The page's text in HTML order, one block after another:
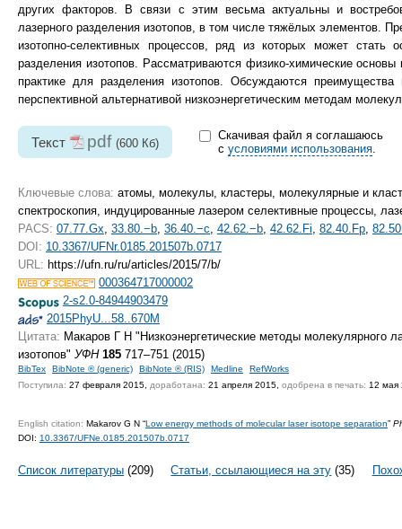
других факторов. В связи с этим весьма актуальны и
лазерного разделения изотопов, в том числе тяжёлых элементов.
изотопно-селективных процессов, ряд из которых может стать
разделения изотопов. Рассматриваются физико-химические
практике для разделения изотопов. Обсуждаются
перспективной альтернативой низкоэнергетическим методам
Текст pdf (600 Кб)
Скачивая файл я соглашаюсь
с условиями использования.
Ключевые слова: атомы, молекулы, кластеры, молекулярные и
спектроскопия, индуцированные лазером селективные процессы,
PACS: 07.77.Gx 33.80.−b 36.40.−c 42.62.−b 42.62.Fi 82.40.Fp
DOI: 10.3367/UFNr.0185.201507b.0717
URL: https://ufn.ru/ru/articles/2015/7/b/
000364717000002
2-s2.0-84944903479
2015PhyU...58..670M
Цитата: Макаров Г Н "Низкоэнергетические методы молекулярного
изотопов" УФН 185 717–751 (2015)
BibTex BibNote ® (generic) BibNote ® (RIS) Medline
RefWorks
Поступила: 27 февраля 2015, доработана: 21 апреля 2015, одобрена в печать: 12 мая
English citation: Makarov G N “Low energy methods of molecular laser isotope separation”
DOI: 10.3367/UFNe.0185.201507b.0717
Список литературы (209) Статьи, ссылающиеся на эту (35)